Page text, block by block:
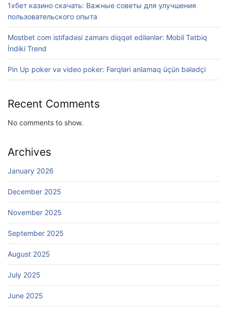
1хбет казино скачать: Важные советы для улучшения
пользовательского опыта
Mostbet com istifadəsi zamanı diqqət edilənlər: Mobil Tətbiq
İndiki Trend
Pin Up poker və video poker: Fərqləri anlamaq üçün bələdçi
Recent Comments
No comments to show.
Archives
January 2026
December 2025
November 2025
September 2025
August 2025
July 2025
June 2025